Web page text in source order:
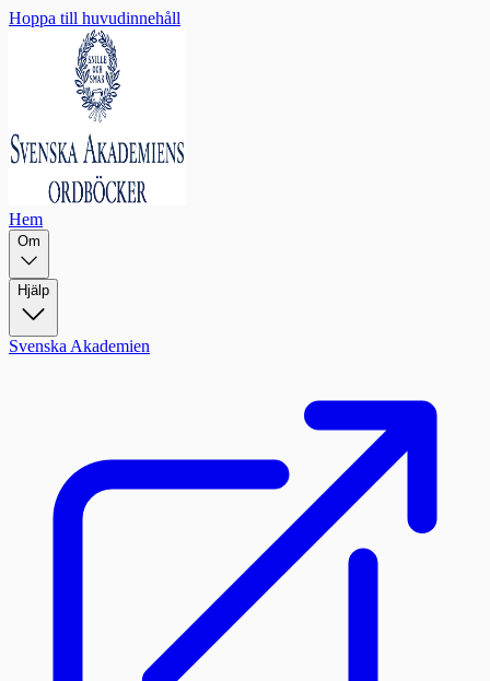
Hoppa till huvudinnehåll
Hem
Om
Hjälp
Svenska Akademien